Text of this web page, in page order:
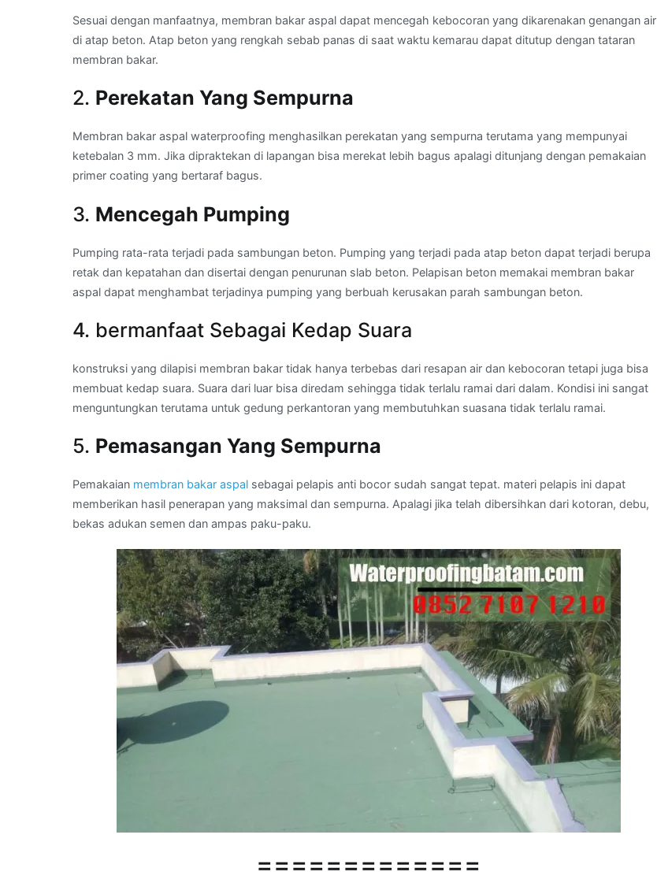
Sesuai dengan manfaatnya, membran bakar aspal dapat mencegah kebocoran yang dikarenakan genangan air
di atap beton. Atap beton yang rengkah sebab panas di saat waktu kemarau dapat ditutup dengan tataran
membran bakar.
2. Perekatan Yang Sempurna
Membran bakar aspal waterproofing menghasilkan perekatan yang sempurna terutama yang mempunyai
ketebalan 3 mm. Jika dipraktekan di lapangan bisa merekat lebih bagus apalagi ditunjang dengan pemakaian
primer coating yang bertaraf bagus.
3. Mencegah Pumping
Pumping rata-rata terjadi pada sambungan beton. Pumping yang terjadi pada atap beton dapat terjadi berupa
retak dan kepatahan dan disertai dengan penurunan slab beton. Pelapisan beton memakai membran bakar
aspal dapat menghambat terjadinya pumping yang berbuah kerusakan parah sambungan beton.
4. bermanfaat Sebagai Kedap Suara
konstruksi yang dilapisi membran bakar tidak hanya terbebas dari resapan air dan kebocoran tetapi juga bisa
membuat kedap suara. Suara dari luar bisa diredam sehingga tidak terlalu ramai dari dalam. Kondisi ini sangat
menguntungkan terutama untuk gedung perkantoran yang membutuhkan suasana tidak terlalu ramai.
5. Pemasangan Yang Sempurna
Pemakaian membran bakar aspal sebagai pelapis anti bocor sudah sangat tepat. materi pelapis ini dapat
memberikan hasil penerapan yang maksimal dan sempurna. Apalagi jika telah dibersihkan dari kotoran, debu,
bekas adukan semen dan ampas paku-paku.
=============